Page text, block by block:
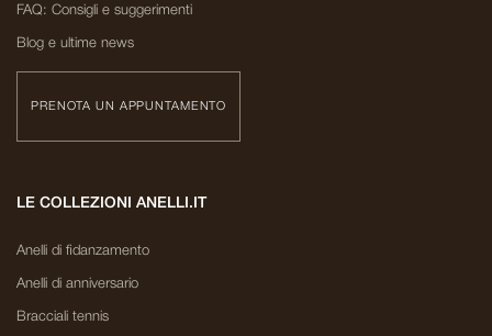
FAQ: Consigli e suggerimenti
Blog e ultime news
PRENOTA UN APPUNTAMENTO
LE COLLEZIONI ANELLI.IT
Anelli di fidanzamento
Anelli di anniversario
Bracciali tennis